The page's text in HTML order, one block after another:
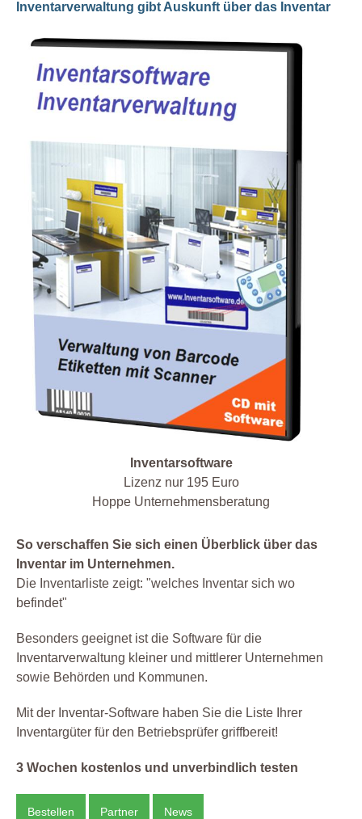
Inventarverwaltung gibt Auskunft über das Inventar
Inventarsoftware
Lizenz nur 195 Euro
Hoppe Unternehmensberatung
So verschaffen Sie sich einen Überblick über das
Inventar im Unternehmen.
Die Inventarliste zeigt: "welches Inventar sich wo
befindet"
Besonders geeignet ist die Software für die
Inventarverwaltung kleiner und mittlerer Unternehmen
sowie Behörden und Kommunen.
Mit der Inventar-Software haben Sie die Liste Ihrer
Inventargüter für den Betriebsprüfer griffbereit!
3 Wochen kostenlos und unverbindlich testen
Bestellen Partner News